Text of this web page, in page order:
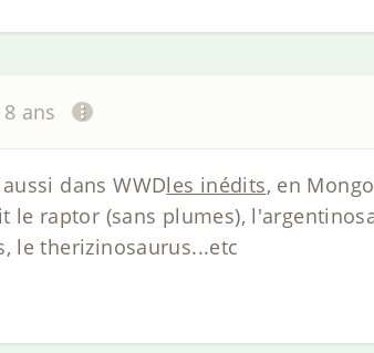
ans
dans WWDles inédits, en
le raptor (sans plumes),
le therizinosaurus...etc